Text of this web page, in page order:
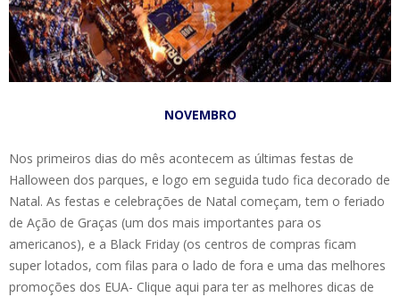
NOVEMBRO
Nos primeiros dias do mês acontecem as últimas festas de
Halloween dos parques, e logo em seguida tudo fica decorado de
Natal. As festas e celebrações de Natal começam, tem o feriado
de Ação de Graças (um dos mais importantes para os
americanos), e a Black Friday (os centros de compras ficam
super lotados, com filas para o lado de fora e uma das melhores
promoções dos EUA- Clique aqui para ter as melhores dicas de